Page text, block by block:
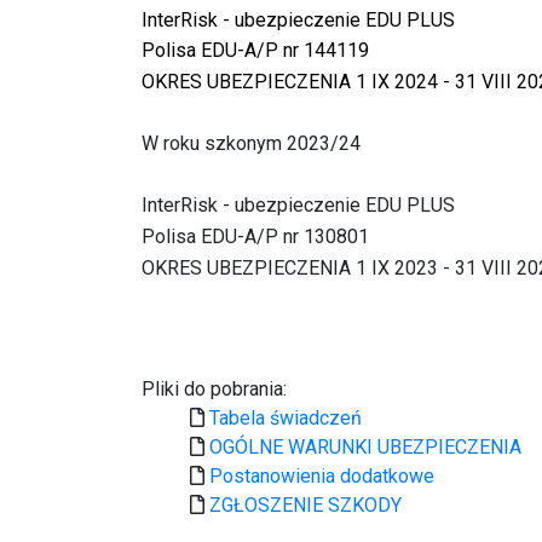
InterRisk - ubezpieczenie EDU PLUS
Polisa EDU-A/P nr 144119
OKRES UBEZPIECZENIA 1 IX 2024 - 31 VIII
W roku szkonym 2023/24
InterRisk - ubezpieczenie EDU PLUS
Polisa EDU-A/P nr 130801
OKRES UBEZPIECZENIA 1 IX 2023 - 31 VIII
Pliki do pobrania:
Tabela świadczeń
OGÓLNE WARUNKI UBEZPIECZENIA
Postanowienia dodatkowe
ZGŁOSZENIE SZKODY